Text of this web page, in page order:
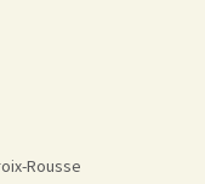
Rousse